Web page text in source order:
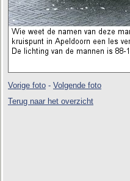
Vorige foto - Volgende foto
Terug naar het overzicht